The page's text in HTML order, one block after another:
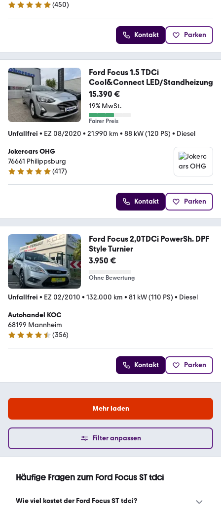
4.8 Sterne
(450)
Kontakt Parken
Ford Focus 1.5 TDCi
Cool&Connect LED/Standheizung
15.390 €
19% MwSt.
Fairer Preis
Unfallfrei • EZ 08/2020 • 21.990 km • 88 kW (120 PS) • Diesel
Jokercars OHG
76661 Philippsburg
5 Sterne
(417)
Kontakt Parken
Ford Focus 2,0TDCi PowerSh. DPF
Style Turnier
3.950 €
Ohne Bewertung
Unfallfrei • EZ 02/2010 • 132.000 km • 81 kW (110 PS) • Diesel
Autohandel KOC
68199 Mannheim
4.7 Sterne
(356)
Kontakt Parken
Mehr laden
Filter anpassen
Häufige Fragen zum Ford Focus ST tdci
Wie viel kostet der Ford Focus ST tdci?